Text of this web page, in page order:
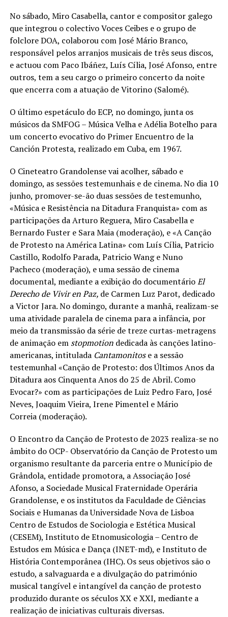
No sábado, Miro Casabella, cantor e compositor galego
que integrou o colectivo Voces Ceibes e o grupo de
folclore DOA, colaborou com José Mário Branco,
responsável pelos arranjos musicais de três seus discos,
e actuou com Paco Ibáñez, Luís Cília, José Afonso, entre
outros, tem a seu cargo o primeiro concerto da noite
que encerra com a atuação de Vitorino (Salomé).
O último espetáculo do ECP, no domingo, junta os
músicos da SMFOG – Música Velha e Adélia Botelho para
um concerto evocativo do Primer Encuentro de la
Canción Protesta, realizado em Cuba, em 1967.
O Cineteatro Grandolense vai acolher, sábado e
domingo, as sessões testemunhais e de cinema. No dia 10
junho, promover-se-ão duas sessões de testemunho,
«Música e Resistência na Ditadura Franquista» com as
participações da Arturo Reguera, Miro Casabella e
Bernardo Fuster e Sara Maia (moderação), e «A Canção
de Protesto na América Latina» com Luís Cília, Patricio
Castillo, Rodolfo Parada, Patricio Wang e Nuno
Pacheco (moderação), e uma sessão de cinema
documental, mediante a exibição do documentárioEl
Derecho de Vivir en Paz, de Carmen Luz Parot, dedicado
a Victor Jara. No domingo, durante a manhã, realizam-se
uma atividade paralela de cinema para a infância, por
meio da transmissão da série de treze curtas-metragens
de animação em stopmotiondedicada às canções latino-
americanas, intitulada Cantamonitose a sessão
testemunhal «Canção de Protesto: dos Últimos Anos da
Ditadura aos Cinquenta Anos do 25 de Abril. Como
Evocar?» com as participações de Luiz Pedro Faro, José
Neves, Joaquim Vieira, Irene Pimentel e Mário
Correia (moderação).
O Encontro da Canção de Protesto de 2023 realiza-se no
âmbito do OCP- Observatório da Canção de Protesto um
organismo resultante da parceria entre o Município de
Grândola, entidade promotora, a Associação José
Afonso, a Sociedade Musical Fraternidade Operária
Grandolense, e os institutos da Faculdade de Ciências
Sociais e Humanas da Universidade Nova de Lisboa
Centro de Estudos de Sociologia e Estética Musical
(CESEM), Instituto de Etnomusicologia – Centro de
Estudos em Música e Dança (INET-md), e Instituto de
História Contemporânea (IHC). Os seus objetivos são o
estudo, a salvaguarda e a divulgação do património
musical tangível e intangível da canção de protesto
produzido durante os séculos XX e XXI, mediante a
realização de iniciativas culturais diversas.